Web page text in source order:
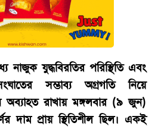
নাজুক যুদ্ধবিরতির পরিস্থিতি এবং
সম্ভাব্য অগ্রগতি নিয়ে
অব্যাহত রাখায় মঙ্গলবার (৯ জুন)
দাম প্রায় স্থিতিশীল ছিল। একই